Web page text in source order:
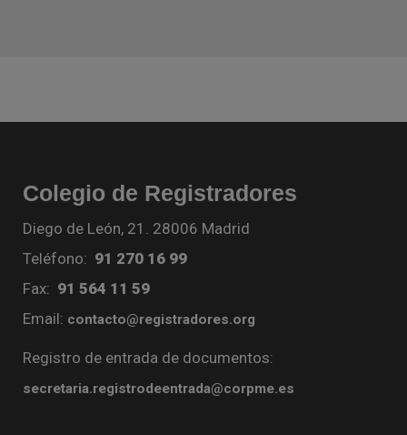
Colegio de Registradores
Diego de León, 21. 28006 Madrid
Teléfono: 91 270 16 99
Fax: 91 564 11 59
Email: contacto@registradores.org
Registro de entrada de documentos:
secretaria.registrodeentrada@corpme.es